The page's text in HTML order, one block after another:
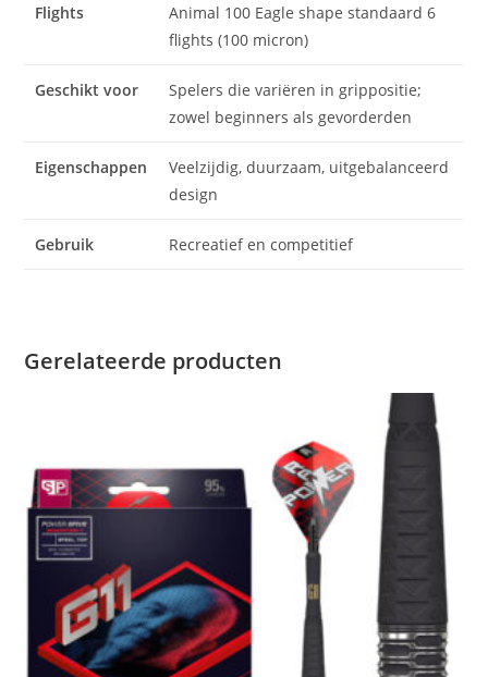
Flights
Animal 100 Eagle shape standaard 6
flights (100 micron)
Geschikt voor
Spelers die variëren in grippositie;
zowel beginners als gevorderden
Eigenschappen
Veelzijdig, duurzaam, uitgebalanceerd
design
Gebruik Recreatief en competitief
Gerelateerde producten